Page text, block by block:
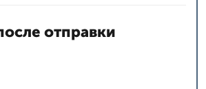
отправки